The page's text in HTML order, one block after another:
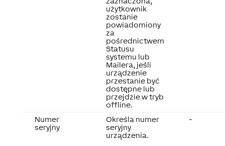
użytkownik
zostanie
powiadomiony
za
pośrednictwem
Statusu
systemu lub
Mailera, jeśli
urządzenie
przestanie być
dostępne lub
przejdzie w tryb
offline.
Numer
seryjny
Określa numer
seryjny
urządzenia.
-